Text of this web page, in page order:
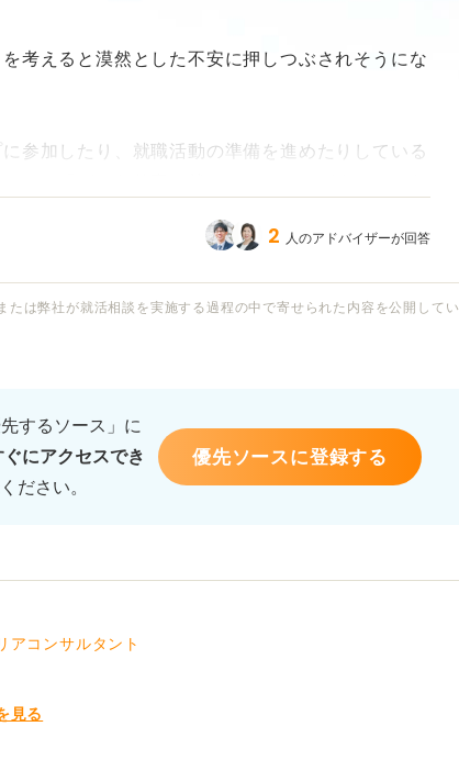
考えると漠然とした不安に押しつぶされそうにな
参加したり、就職活動の準備を進めたりしている
しましたが、一般的なアドバイスに留まり、行動
べきか知りたいです。また、今からできること
うが良いことがあれば、具体的に教えていただき
2 人のアドバイザーが回答
は弊社が就活相談を実施する過程の中で寄せられた内容を公開してい
するソース」に
にアクセスでき
ださい。
優先ソースに登録する
アコンサルタント
見る